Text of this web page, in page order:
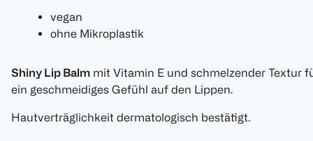
vegan
ohne Mikroplastik
Shiny Lip Balm mit Vitamin E und schmelzender Textur
ein geschmeidiges Gefühl auf den Lippen.
Hautverträglichkeit dermatologisch bestätigt.